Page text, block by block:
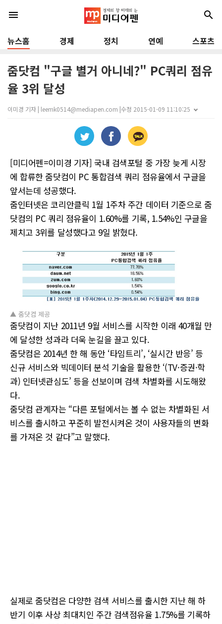
menu search
뉴스홈 경제 정치 연예 스포츠
줌닷컴 "구글 별거 아니네?" PC쿼리 점유
율 3위 달성
이미경 기자 | leemk0514@mediapen.com |수정 2015-01-09 11:10:25
[미디어펜=이미경 기자] 국내 검색포털 중 가장 늦게 시장
에 합류한 줌닷컴이 PC 통합검색 쿼리 점유율에서 구글을
앞서는데 성공했다.
줌인터넷은 코리안클릭 1월 1주차 주간 데이터 기준으로 줌
닷컴의 PC 쿼리 점유율이 1.60%를 기록, 1.54%인 구글을
제치고 3위를 달성했다고 9일 밝혔다.
▲ 줌닷컴 제공
줌닷컴이 지난 2011년 9월 서비스를 시작한 이래 40개월 만
에 달성한 성과라 더욱 눈길을 끌고 있다.
줌닷컴은 2014년 한 해 동안 ‘타임트리’, ‘실시간 반응’ 등
신규 서비스와 빅데이터 분석 기술을 활용한 ‘(TV·증권·학
과) 인터넷관심도’ 등을 선보이며 검색 차별화를 시도해왔
다.
줌닷컴 관계자는 “다른 포털에서는 볼 수 없는 차별화된 서
비스를 출시하고 꾸준히 발전시켜온 것이 사용자들의 변화
를 가져온 것 같다”고 말했다.
실제로 줌닷컴은 다양한 검색 서비스를 출시한 지난 해 하
반기 이후 사상 최대치인 주간 검색점유율 1.75%를 기록하